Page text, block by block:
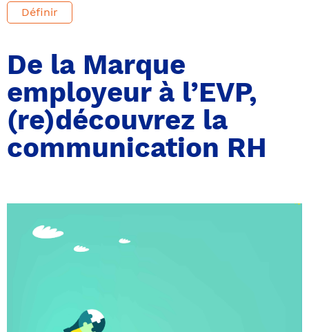
Définir
De la Marque
employeur à l’EVP,
(re)découvrez la
communication RH